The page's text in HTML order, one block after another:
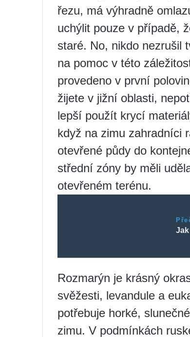
řezu, má výhradně
uchýlit pouze v případě,
staré. No, nikdo nezrušil
na pomoc v této
provedeno v první
žijete v jižní oblasti,
lepší použít krycí
když na zimu zahradníci
otevřené půdy do
střední zóny by měli
otevřeném terénu.
Rozmarýn je krásný
svěžesti, levandule a
potřebuje horké,
zimu. V podmínkách